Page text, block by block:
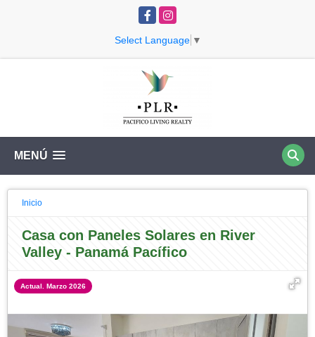
FacebookInstagram
Select Language ▼
MENÚ
Inicio
Casa con Paneles Solares en River
Valley - Panamá Pacífico
Actual. Marzo 2026